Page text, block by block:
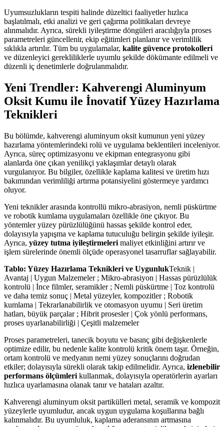
Uyumsuzlukların tespiti halinde düzeltici faaliyetler hızlıca
başlatılmalı, etki analizi ve geri çağırma politikaları devreye
alınmalıdır. Ayrıca, sürekli iyileştirme döngüleri aracılığıyla proses
parametreleri güncellenir, ekip eğitimleri planlanır ve verimlilik
sıklıkla artırılır. Tüm bu uygulamalar, kalite güvence protokolleri
ve düzenleyici gerekliliklerle uyumlu şekilde dökümante edilmeli ve
düzenli iç denetimlerle doğrulanmalıdır.
Yeni Trendler: Kahverengi Aluminyum
Oksit Kumu ile İnovatif Yüzey Hazırlama
Teknikleri
Bu bölümde, kahverengi aluminyum oksit kumunun yeni yüzey
hazırlama yöntemlerindeki rolü ve uygulama beklentileri inceleniyor.
Ayrıca, süreç optimizasyonu ve ekipman entegrasyonu gibi
alanlarda öne çıkan yenilikçi yaklaşımlar detaylı olarak
vurgulanıyor. Bu bilgiler, özellikle kaplama kalitesi ve üretim hızı
bakımından verimliliği artırma potansiyelini göstermeye yardımcı
oluyor.
Yeni teknikler arasında kontrollü mikro-abrasiyon, nemli püskürtme
ve robotik kumlama uygulamaları özellikle öne çıkıyor. Bu
yöntemler yüzey pürüzlülüğünü hassas şekilde kontrol eder,
dolayısıyla yapışma ve kaplama tutuculuğu belirgin şekilde iyileşir.
Ayrıca, yüzey tutma iyileştirmeleri maliyet etkinliğini artırır ve
işlem sürelerinde önemli ölçüde operasyonel tasarruflar sağlayabilir.
Tablo: Yüzey Hazırlama Teknikleri ve UygunlukTeknik |
Avantaj | Uygun Malzemeler ; Mikro-abrasiyon | Hassas pürüzlülük
kontrolü | İnce filmler, seramikler ; Nemli püskürtme | Toz kontrolü
ve daha temiz sonuç | Metal yüzeyler, kompozitler ; Robotik
kumlama | Tekrarlanabilirlik ve otomasyon uyumu | Seri üretim
hatları, büyük parçalar ; Hibrit prosesler | Çok yönlü performans,
proses uyarlanabilirliği | Çeşitli malzemeler
Proses parametreleri, tanecik boyutu ve basınç gibi değişkenlerle
optimize edilir, bu nedenle kalite kontrolü kritik önem taşır. Örneğin,
ortam kontrolü ve medyanın nemi yüzey sonuçlarını doğrudan
etkiler; dolayısıyla sürekli olarak takip edilmelidir. Ayrıca, izlenebilir
performans ölçümleri kullanmak, dolayısıyla operatörlerin ayarları
hızlıca uyarlamasına olanak tanır ve hataları azaltır.
Kahverengi aluminyum oksit partikülleri metal, seramik ve kompozit
yüzeylerle uyumludur, ancak uygun uygulama koşullarına bağlı
kalınmalıdır. Bu uyumluluk, kaplama aderansının artmasına